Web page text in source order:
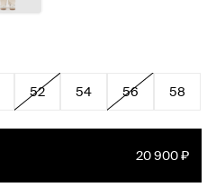
20 900 ₽
52 54 56 58